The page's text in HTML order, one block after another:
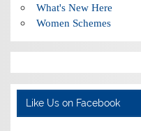
What's New Here
Women Schemes
Like Us on Facebook